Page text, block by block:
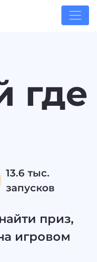
где
13.6 тыс.
запусков
приз,
игровом